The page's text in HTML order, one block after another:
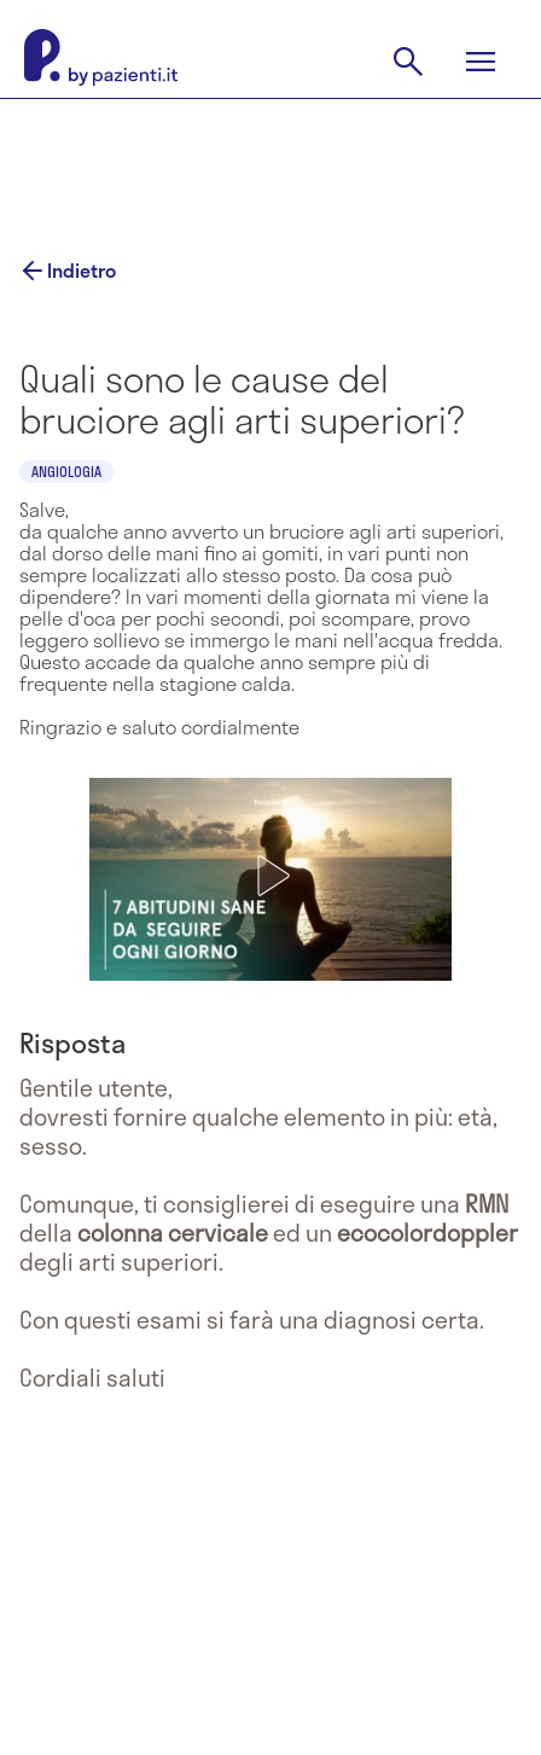
Indietro
Quali sono le cause del
bruciore agli arti superiori?
ANGIOLOGIA
Salve,
da qualche anno avverto un bruciore agli arti superiori,
dal dorso delle mani fino ai gomiti, in vari punti non
sempre localizzati allo stesso posto. Da cosa può
dipendere? In vari momenti della giornata mi viene la
pelle d'oca per pochi secondi, poi scompare, provo
leggero sollievo se immergo le mani nell'acqua fredda.
Questo accade da qualche anno sempre più di
frequente nella stagione calda.
Ringrazio e saluto cordialmente
Risposta
Gentile utente,
dovresti fornire qualche elemento in più: età,
sesso.
Comunque, ti consiglierei di eseguire una RMN
dellacolonna cervicaleed unecocolordoppler
degli arti superiori.
Con questi esami si farà una diagnosi certa.
Cordiali saluti